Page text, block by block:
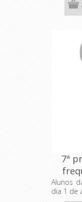
7ª
Alunos
dia 1 de